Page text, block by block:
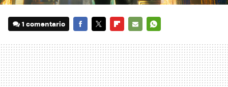
1 comentario
MAIL